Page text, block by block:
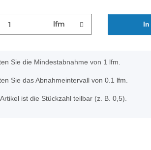
lfm In
Sie die Mindestabnahme von 1 lfm.
Sie das Abnahmeintervall von 0.1 lfm.
ist die Stückzahl teilbar (z. B. 0,5).